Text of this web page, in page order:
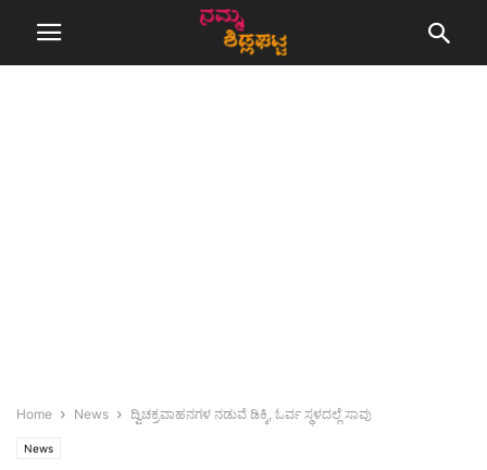
Home News ದ್ವಿಚಕ್ರವಾಹನಗಳ ನಡುವೆ ಡಿಕ್ಕಿ, ಓರ್ವ ಸ್ಥಳದಲ್ಲೆ ಸಾವು
News